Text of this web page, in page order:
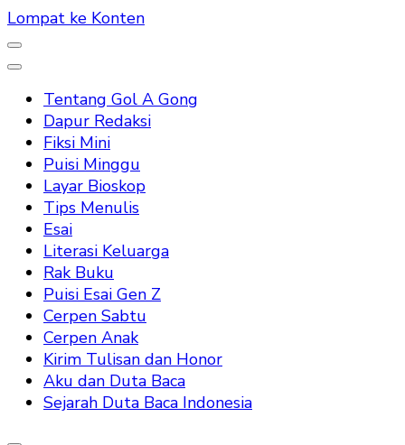
Lompat ke Konten
Tentang Gol A Gong
Dapur Redaksi
Fiksi Mini
Puisi Minggu
Layar Bioskop
Tips Menulis
Esai
Literasi Keluarga
Rak Buku
Puisi Esai Gen Z
Cerpen Sabtu
Cerpen Anak
Kirim Tulisan dan Honor
Aku dan Duta Baca
Sejarah Duta Baca Indonesia